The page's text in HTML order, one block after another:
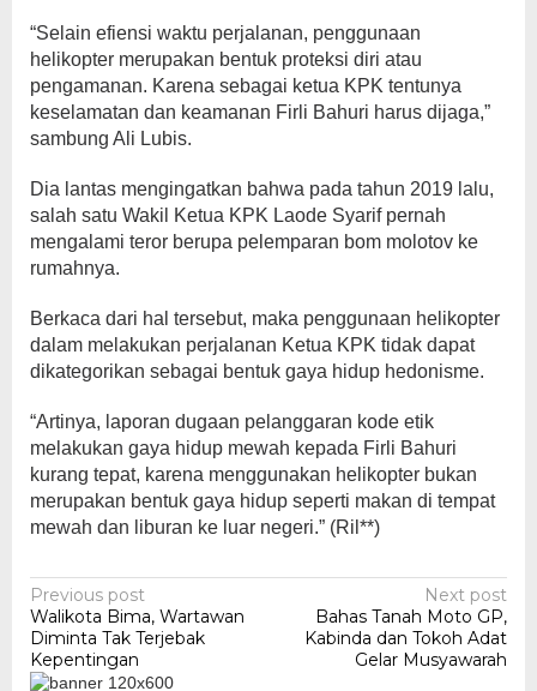
“Selain efiensi waktu perjalanan, penggunaan
helikopter merupakan bentuk proteksi diri atau
pengamanan. Karena sebagai ketua KPK tentunya
keselamatan dan keamanan Firli Bahuri harus dijaga,”
sambung Ali Lubis.
Dia lantas mengingatkan bahwa pada tahun 2019 lalu,
salah satu Wakil Ketua KPK Laode Syarif pernah
mengalami teror berupa pelemparan bom molotov ke
rumahnya.
Berkaca dari hal tersebut, maka penggunaan helikopter
dalam melakukan perjalanan Ketua KPK tidak dapat
dikategorikan sebagai bentuk gaya hidup hedonisme.
“Artinya, laporan dugaan pelanggaran kode etik
melakukan gaya hidup mewah kepada Firli Bahuri
kurang tepat, karena menggunakan helikopter bukan
merupakan bentuk gaya hidup seperti makan di tempat
mewah dan liburan ke luar negeri.” (Ril**)
Post
navigation
Previous post
Walikota Bima, Wartawan
Diminta Tak Terjebak
Kepentingan
Next post
Bahas Tanah Moto GP,
Kabinda dan Tokoh Adat
Gelar Musyawarah